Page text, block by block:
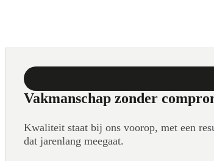
Vakmanschap zonder
Kwaliteit staat bij ons voorop, met een
dat jarenlang meegaat.